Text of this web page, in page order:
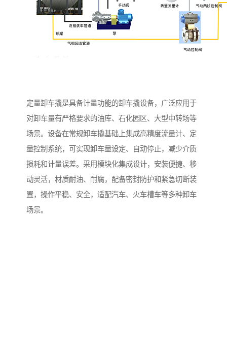
定量卸车撬是具备计量功能的卸车撬设备，广泛应用于
对卸车量有严格要求的油库、石化园区、大型中转场等
场景。设备在常规卸车撬基础上集成高精度流量计、定
量控制系统，可实现卸车量设定、自动停止，减少介质
损耗和计量误差。采用模块化集成设计，安装便捷、移
动灵活，材质耐油、耐腐，配备密封防护和紧急切断装
置，操作平稳、安全，适配汽车、火车槽车等多种卸车
场景。